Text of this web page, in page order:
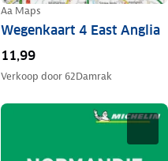
Aa Maps
Wegenkaart 4 East Anglia
11,99
Verkoop door 62Damrak